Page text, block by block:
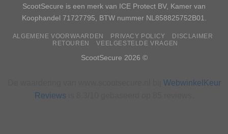
ScootSecure is een merk van ICE Protect BV, Kamer van
Koophandel 71727795, BTW nummer NL858825752B01.
ALGEMENE VOORWAARDEN PRIVACY POLICY
DISCLAIMER
RETOUREN
VEELGESTELDE VRAGEN
ScootSecure 2026 ©
WebwinkelKeur
Reviews